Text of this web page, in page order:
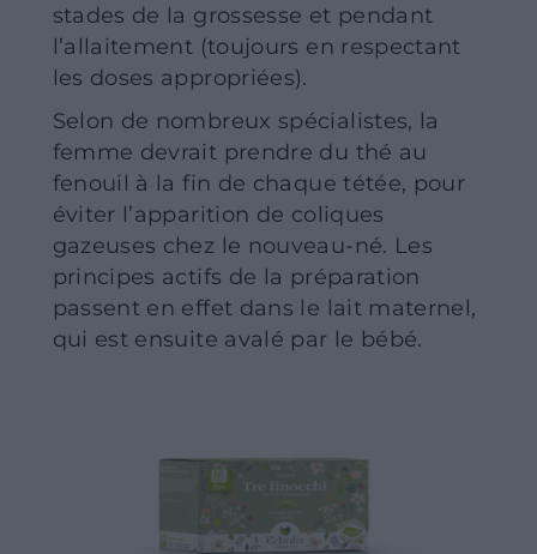
stades de la grossesse et pendant
l’allaitement (toujours en respectant
les doses appropriées).
Selon de nombreux spécialistes, la
femme devrait prendre du thé au
fenouil à la fin de chaque tétée, pour
éviter l’apparition de coliques
gazeuses chez le nouveau-né. Les
principes actifs de la préparation
passent en effet dans le lait maternel,
qui est ensuite avalé par le bébé.